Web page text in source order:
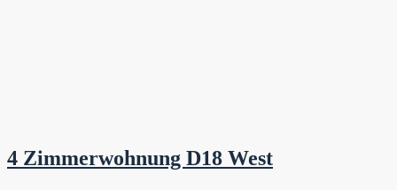
4 Zimmerwohnung D18 West